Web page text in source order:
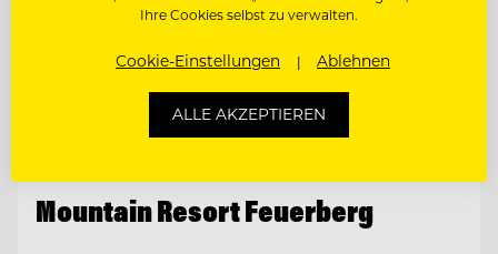
Mountain Resort Feuerberg
Ihre Cookies selbst zu verwalten.
Cookie-Einstellungen Ablehnen
ALLE AKZEPTIEREN